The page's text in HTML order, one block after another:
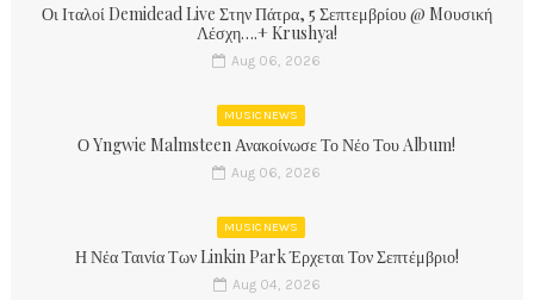
Οι Ιταλοί Demidead Live Στην Πάτρα, 5 Σεπτεμβρίου @ Moυσική
Λέσχη….+ Krushya!
Aug 06, 2026
MUSIC NEWS
Ο Yngwie Malmsteen Ανακοίνωσε Το Νέο Του Album!
Aug 06, 2026
MUSIC NEWS
Η Νέα Ταινία Των Linkin Park Έρχεται Τον Σεπτέμβριο!
Aug 04, 2026